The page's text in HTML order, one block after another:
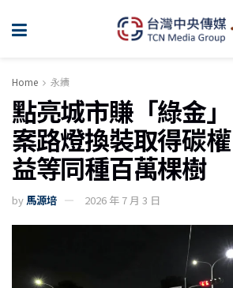
Home 永續
點亮城市賺「綠金
案路燈換裝取得碳
益等同種百萬棵樹
by 馬源培 2026 年 7 月 3 日